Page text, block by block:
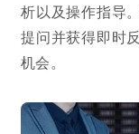
析以及操作指导
提问并获得即时
机会。